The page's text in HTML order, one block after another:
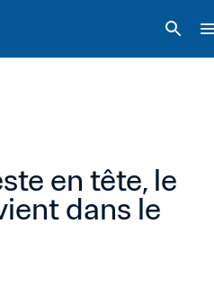
en tête, le
dans le